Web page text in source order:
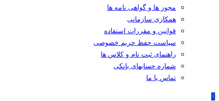
مجوز ها و گواهی نامه ها
همکاری سازمانی
قوانین و مقررات استفاده
سیاست حفظ حریم خصوصی
راهنمای ثبت نام و کلاس ها
شماره حسابهای بانکی
تماس با ما
0